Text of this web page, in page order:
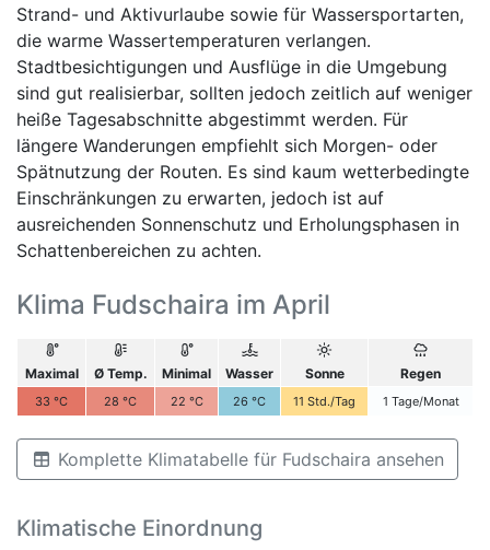
Strand- und Aktivurlaube sowie für Wassersportarten,
die warme Wassertemperaturen verlangen.
Stadtbesichtigungen und Ausflüge in die Umgebung
sind gut realisierbar, sollten jedoch zeitlich auf weniger
heiße Tagesabschnitte abgestimmt werden. Für
längere Wanderungen empfiehlt sich Morgen- oder
Spätnutzung der Routen. Es sind kaum wetterbedingte
Einschränkungen zu erwarten, jedoch ist auf
ausreichenden Sonnenschutz und Erholungsphasen in
Schattenbereichen zu achten.
Klima Fudschaira im April
Maximal Ø Temp. Minimal Wasser Sonne Regen
33 °C 28 °C 22 °C 26 °C 11 Std./Tag 1 Tage/Monat
Komplette Klimatabelle für Fudschaira ansehen
Klimatische Einordnung